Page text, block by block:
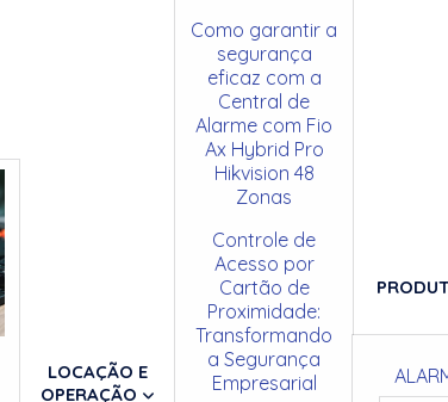
LOCAÇÃO E
OPERAÇÃO
Como garantir a
segurança
eficaz com a
Central de
Alarme com Fio
Ax Hybrid Pro
Hikvision 48
Zonas
Controle de
Acesso por
Cartão de
Proximidade:
Transformando
a Segurança
Empresarial